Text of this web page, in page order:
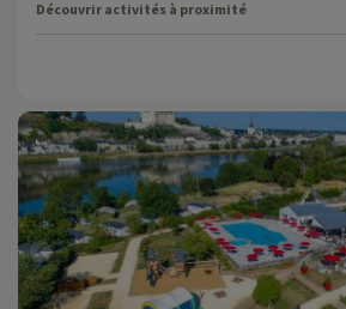
Découvrir activités à proximité